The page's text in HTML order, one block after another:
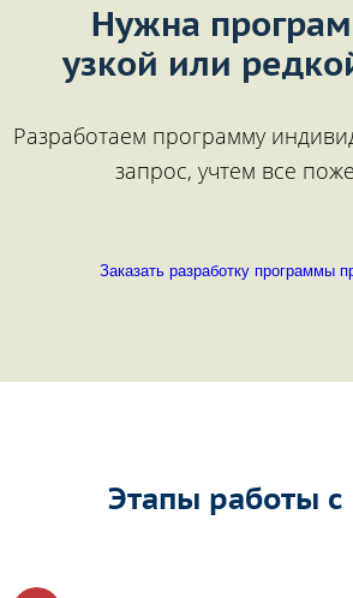
Нужна
узкой или
Разработаем программу
запрос, учтем все
Заказать разработку программы
Этапы работы